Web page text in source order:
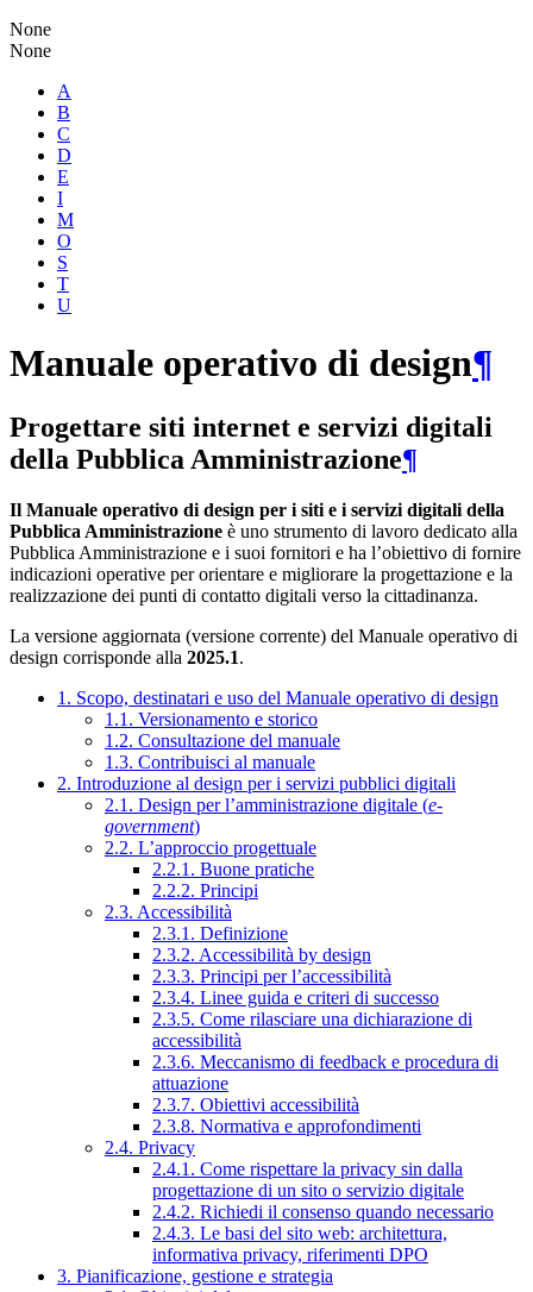
None
None
A
B
C
D
E
I
M
O
S
T
U
Manuale operativo di design¶
Progettare siti internet e servizi digitali
della Pubblica Amministrazione¶
Il Manuale operativo di design per i siti e i servizi digitali della
Pubblica Amministrazione è uno strumento di lavoro dedicato alla
Pubblica Amministrazione e i suoi fornitori e ha l’obiettivo di fornire
indicazioni operative per orientare e migliorare la progettazione e la
realizzazione dei punti di contatto digitali verso la cittadinanza.
La versione aggiornata (versione corrente) del Manuale operativo di
design corrisponde alla 2025.1.
1. Scopo, destinatari e uso del Manuale operativo di design
1.1. Versionamento e storico
1.2. Consultazione del manuale
1.3. Contribuisci al manuale
2. Introduzione al design per i servizi pubblici digitali
2.1. Design per l’amministrazione digitale (e-
government)
2.2. L’approccio progettuale
2.2.1. Buone pratiche
2.2.2. Principi
2.3. Accessibilità
2.3.1. Definizione
2.3.2. Accessibilità by design
2.3.3. Principi per l’accessibilità
2.3.4. Linee guida e criteri di successo
2.3.5. Come rilasciare una dichiarazione di
accessibilità
2.3.6. Meccanismo di feedback e procedura di
attuazione
2.3.7. Obiettivi accessibilità
2.3.8. Normativa e approfondimenti
2.4. Privacy
2.4.1. Come rispettare la privacy sin dalla
progettazione di un sito o servizio digitale
2.4.2. Richiedi il consenso quando necessario
2.4.3. Le basi del sito web: architettura,
informativa privacy, riferimenti DPO
3. Pianificazione, gestione e strategia